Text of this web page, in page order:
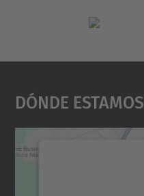
Dónde Estamos